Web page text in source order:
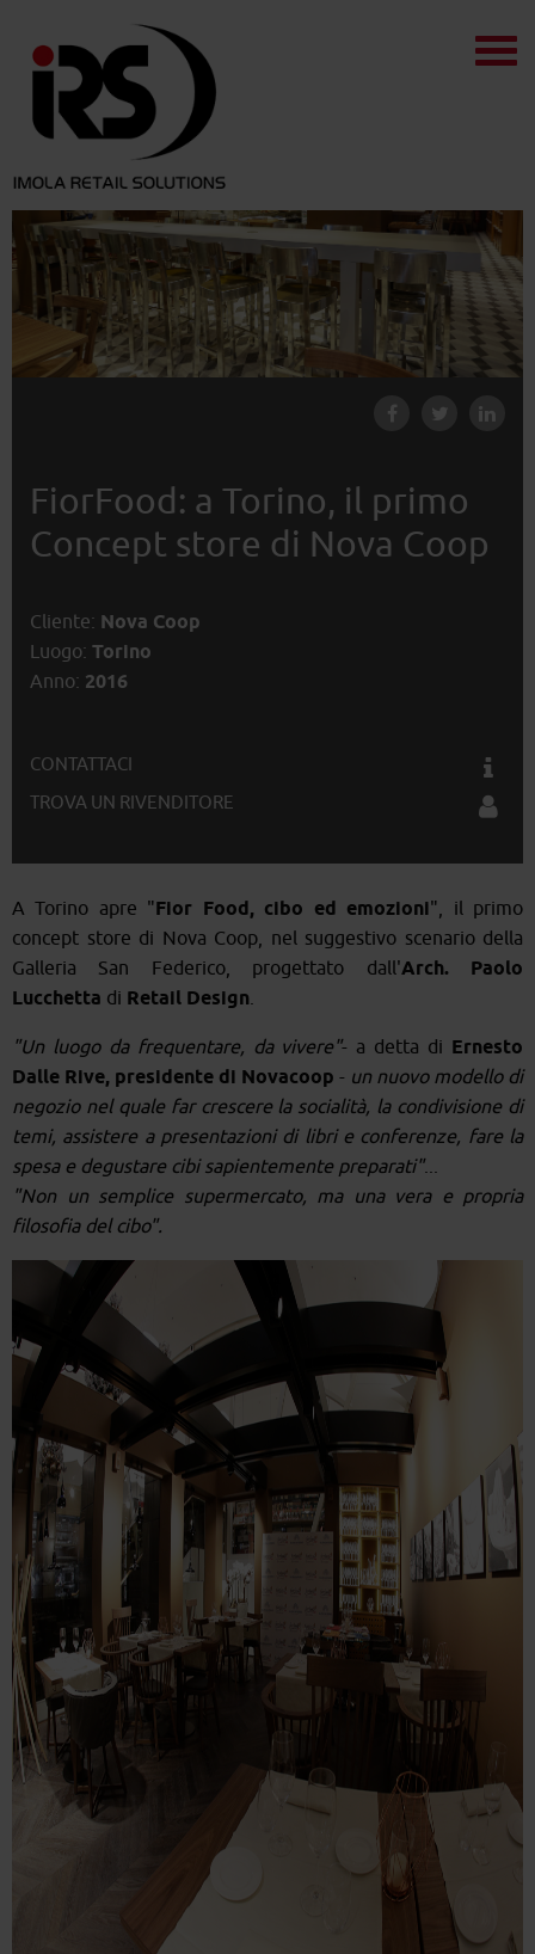
FiorFood: a Torino, il primo
Concept store di Nova Coop
Cliente: Nova Coop
Luogo: Torino
Anno: 2016
CONTATTACI
TROVA UN RIVENDITORE
A Torino apre "Fior Food, cibo ed emozioni", il primo
concept store di Nova Coop, nel suggestivo scenario della
Galleria San Federico, progettato dall'Arch. Paolo
Lucchetta di Retail Design
"Un luogo da frequentare, da vivere"- a detta di Ernesto
Dalle Rive, presidente di Novacoop - un nuovo modello di
negozio nel quale far crescere la socialità, la condivisione di
temi, assistere a presentazioni di libri e conferenze, fare la
spesa e degustare cibi sapientemente preparati"...
"Non un semplice supermercato, ma una vera e propria
filosofia del cibo".